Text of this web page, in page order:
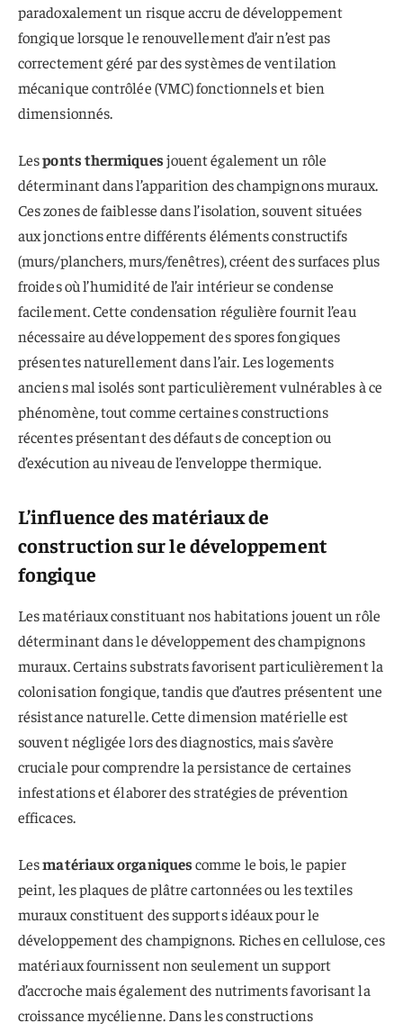
paradoxalement un risque accru de développement
fongique lorsque le renouvellement d’air n’est pas
correctement géré par des systèmes de ventilation
mécanique contrôlée (VMC) fonctionnels et bien
dimensionnés.
Lesponts thermiquesjouent également un rôle
déterminant dans l’apparition des champignons muraux.
Ces zones de faiblesse dans l’isolation, souvent situées
aux jonctions entre différents éléments constructifs
(murs/planchers, murs/fenêtres), créent des surfaces plus
froides où l’humidité de l’air intérieur se condense
facilement. Cette condensation régulière fournit l’eau
nécessaire au développement des spores fongiques
présentes naturellement dans l’air. Les logements
anciens mal isolés sont particulièrement vulnérables à ce
phénomène, tout comme certaines constructions
récentes présentant des défauts de conception ou
d’exécution au niveau de l’enveloppe thermique.
L’influence des matériaux de
construction sur le développement
fongique
Les matériaux constituant nos habitations jouent un rôle
déterminant dans le développement des champignons
muraux. Certains substrats favorisent particulièrement la
colonisation fongique, tandis que d’autres présentent une
résistance naturelle. Cette dimension matérielle est
souvent négligée lors des diagnostics, mais s’avère
cruciale pour comprendre la persistance de certaines
infestations et élaborer des stratégies de prévention
efficaces.
Lesmatériaux organiquescomme le bois, le papier
peint, les plaques de plâtre cartonnées ou les textiles
muraux constituent des supports idéaux pour le
développement des champignons. Riches en cellulose, ces
matériaux fournissent non seulement un support
d’accroche mais également des nutriments favorisant la
croissance mycélienne. Dans les constructions